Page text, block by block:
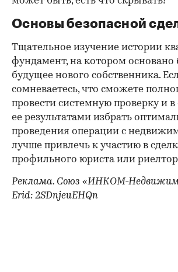
Основы безопасной
Тщательное изучение истории
фундамент, на котором основано
будущее нового собственника.
сомневаетесь, что сможете
провести системную проверку и в
ее результатами избрать
проведения операции с
лучше привлечь к участию в
профильного юриста или
Реклама. Союз «ИНКОМ-
Erid: 2SDnjeuEHQn